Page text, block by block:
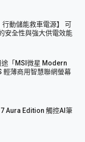
行動儲能救車電源】 可
安全性與強大供電效能
「MSI微星 Modern
輕薄商用智慧聯網螢幕
Aura Edition 觸控AI筆